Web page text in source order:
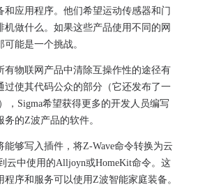
和应用程序。他们希望运动传感器和门
机做什么。如果这些产品使用不同的网
能是一个挑战。
有物联网产品中清除互操作性的途径有
过使其代码公众的部分（它还发布了一
，Sigma希望获得更多的开发人员编写
的Z波产品的软件。
能够写入插件，将Z-Wave命令转换为云
云中使用的Alljoyn或HomeKit命令。这
序和服务可以使用Z波智能家庭装备。